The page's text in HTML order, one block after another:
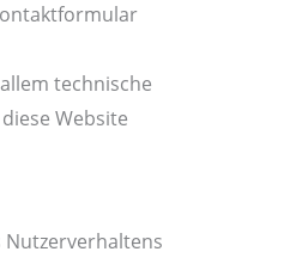
technische
Website
Nutzerverhaltens